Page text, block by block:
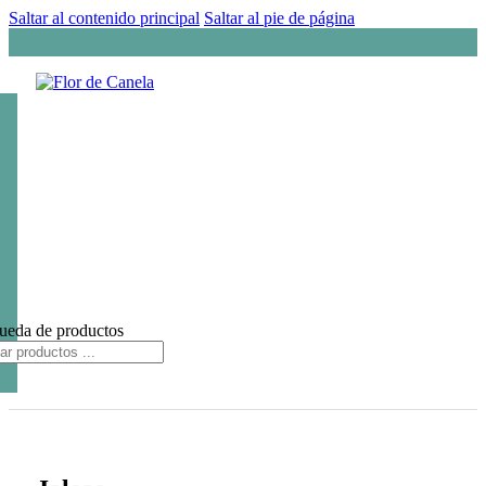
Saltar al contenido principal Saltar al pie de página
de productos